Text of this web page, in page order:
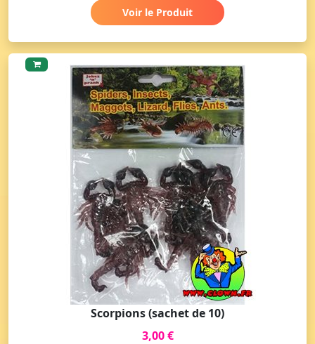
Voir le Produit
Scorpions (sachet de 10)
3,00 €